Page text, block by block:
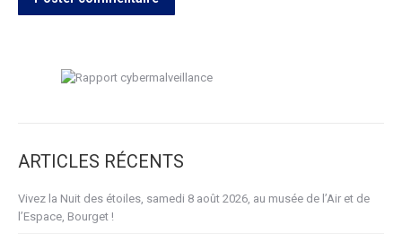
ARTICLES RÉCENTS
Vivez la Nuit des étoiles, samedi 8 août 2026, au musée de l’Air et de
l’Espace, Bourget !